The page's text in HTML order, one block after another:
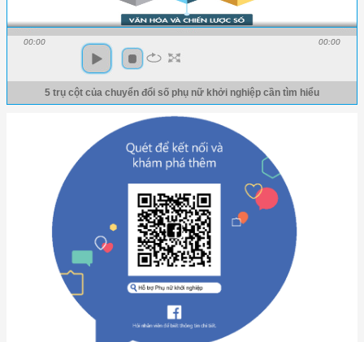
00:00 00:00
5 trụ cột của chuyển đổi số phụ nữ khởi nghiệp cần tìm hiểu